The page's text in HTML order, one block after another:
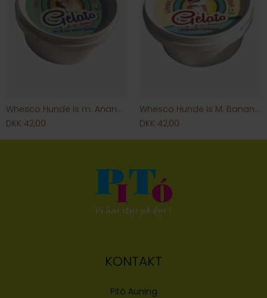
Whesco Hunde Is m. Ananas & Gulerod
DKK 42,00
Whesco Hunde Is M. Banan & Vanilje
DKK 42,00
KONTAKT
Pitó Auning